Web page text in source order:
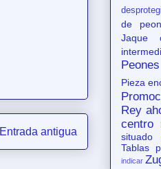
Entrada antigua
de
Jaque
Pieza
Rey
centro
situado
Tablas
indicar